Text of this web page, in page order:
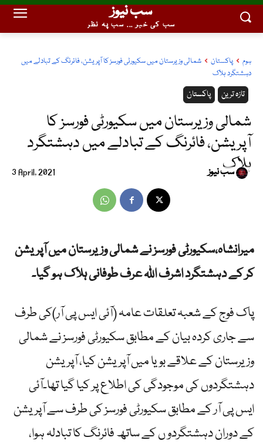
سب نیوز
سب کی خبر ... سب پہ نظر
ہوم پاکستان
شمالی وزیرستان میں سکیورٹی فورسز کا آپریشن، فائرنگ کے تبادلے میں
دہشتگرد ہلاک
پاکستان تازہ ترین
شمالی وزیرستان میں سکیورٹی فورسز کا
آپریشن، فائرنگ کے تبادلے میں دہشتگرد
ہلاک
3 April, 2021 سب نیوز
میرانشاہ،سکیورٹی فورسز نے شمالی وزیرستان میں آپریشن
کر کے دہشتگرد اشرف اللہ عرف طوفانی ہلاک ہو گیا۔
پاک فوج کے شعبہ تعلقات عامہ (آئی ایس پی آر)کی طرف
سے جاری کردہ بیان کے مطابق سکیورٹی فورسز نے شمالی
وزیرستان کے علاقے بویا میں آپریشن کیا، آپریشن
دہشتگردوں کی موجودگی کی اطلاع پر کیا گیا تھا۔آئی
ایس پی آر کے مطابق سکیورٹی فورسز کی طرف سے آپریشن
کے دوران دہشتگردو ں کے ساتھ فائرنگ کا تبادلہ ہوا،